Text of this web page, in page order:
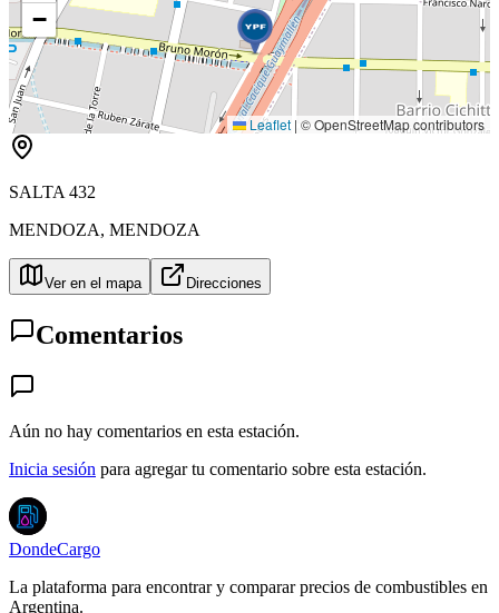
−
Leaflet | © OpenStreetMap contributors
SALTA 432
MENDOZA, MENDOZA
Ver en el mapa Direcciones
Comentarios
Aún no hay comentarios en esta estación.
Inicia sesión para agregar tu comentario sobre esta estación.
DondeCargo
La plataforma para encontrar y comparar precios de combustibles en
Argentina.